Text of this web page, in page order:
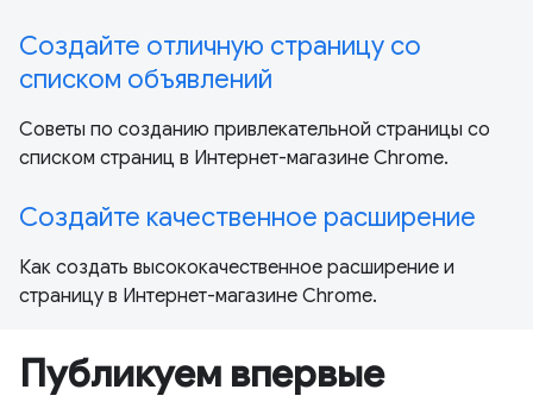
Создайте отличную страницу со
списком объявлений
Советы по созданию привлекательной страницы со
списком страниц в Интернет-магазине Chrome.
Создайте качественное расширение
Как создать высококачественное расширение и
страницу в Интернет-магазине Chrome.
Публикуем впервые